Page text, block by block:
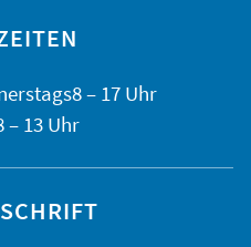
8 – 17 Uhr
– 13 Uhr